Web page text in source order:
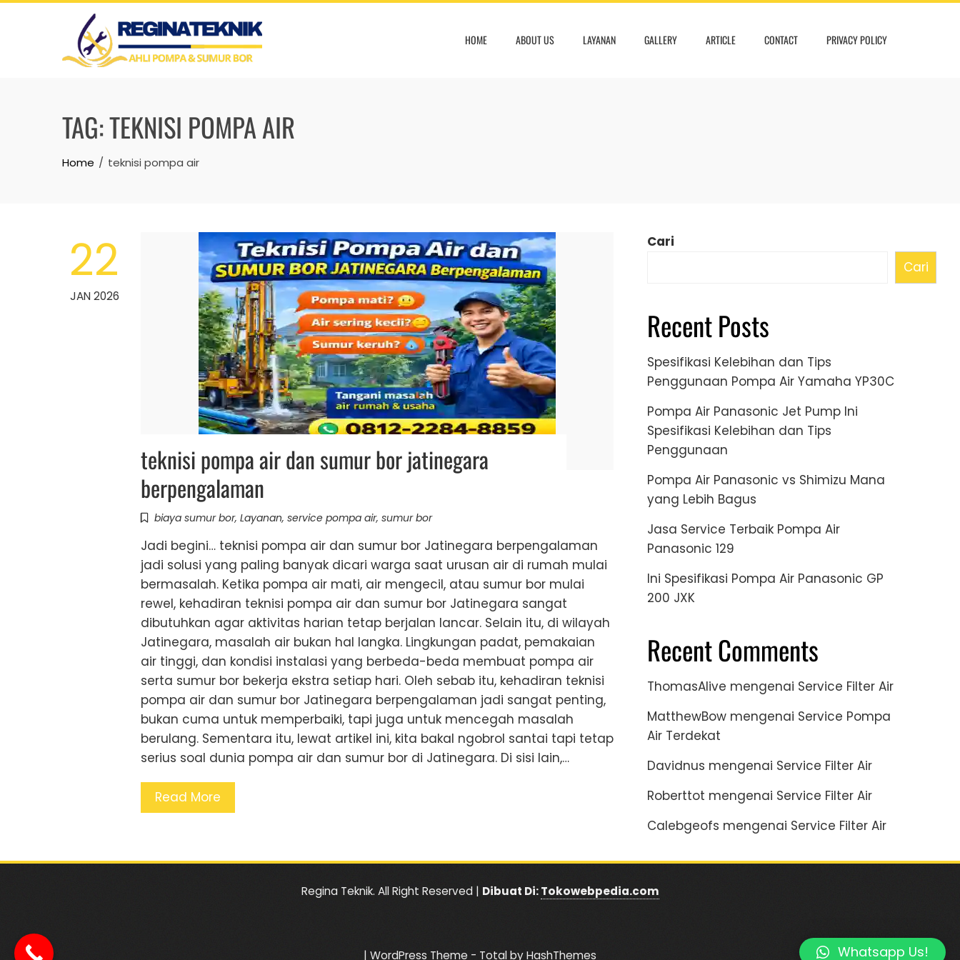
Skip
HOME ABOUT US LAYANAN GALLERY ARTICLE CONTACT PRIVACY POLICY
TAG:TEKNISI POMPA AIR
Home teknisi pompa air
22
JAN 2026
teknisi pompa air dan sumur bor jatinegara
berpengalaman
biaya sumur bor, Layanan, service pompa air, sumur bor
Jadi begini… teknisi pompa air dan sumur bor Jatinegara berpengalaman
jadi solusi yang paling banyak dicari warga saat urusan air di rumah mulai
bermasalah. Ketika pompa air mati, air mengecil, atau sumur bor mulai
rewel, kehadiran teknisi pompa air dan sumur bor Jatinegara sangat
dibutuhkan agar aktivitas harian tetap berjalan lancar. Selain itu, di wilayah
Jatinegara, masalah air bukan hal langka. Lingkungan padat, pemakaian
air tinggi, dan kondisi instalasi yang berbeda-beda membuat pompa air
serta sumur bor bekerja ekstra setiap hari. Oleh sebab itu, kehadiran teknisi
pompa air dan sumur bor Jatinegara berpengalaman jadi sangat penting,
bukan cuma untuk memperbaiki, tapi juga untuk mencegah masalah
berulang. Sementara itu, lewat artikel ini, kita bakal ngobrol santai tapi tetap
serius soal dunia pompa air dan sumur bor di Jatinegara. Di sisi lain,…
Read More
Cari
Cari
Recent Posts
Spesifikasi Kelebihan dan Tips
Penggunaan Pompa Air Yamaha YP30C
Pompa Air Panasonic Jet Pump Ini
Spesifikasi Kelebihan dan Tips
Penggunaan
Pompa Air Panasonic vs Shimizu Mana
yang Lebih Bagus
Jasa Service Terbaik Pompa Air
Panasonic 129
Ini Spesifikasi Pompa Air Panasonic GP
200 JXK
Recent Comments
ThomasAlive mengenai Service Filter Air
MatthewBow mengenai Service Pompa
Air Terdekat
Davidnus mengenai Service Filter Air
Roberttot mengenai Service Filter Air
Calebgeofs mengenai Service Filter Air
Regina Teknik. All Right Reserved | Dibuat Di:Tokowebpedia.com
| WordPress Theme - Totalby HashThemes Whatsapp Us!